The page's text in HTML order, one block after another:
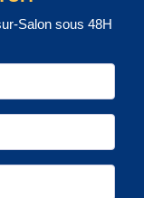
Salon sous 48H